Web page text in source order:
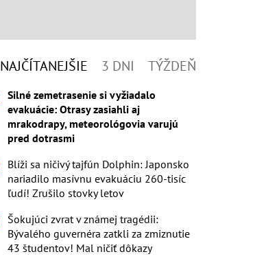
NAJČÍTANEJŠIE 3 DNI TÝŽDEŇ
Silné zemetrasenie si vyžiadalo
evakuácie: Otrasy zasiahli aj
mrakodrapy, meteorológovia varujú
pred dotrasmi
Blíži sa ničivý tajfún Dolphin: Japonsko
nariadilo masívnu evakuáciu 260-tisíc
ľudí! Zrušilo stovky letov
Šokujúci zvrat v známej tragédii:
Bývalého guvernéra zatkli za zmiznutie
43 študentov! Mal ničiť dôkazy